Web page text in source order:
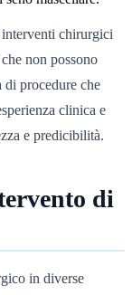
chirurgici
non possono
di procedure che
clinica e
e predicibilità.
di
in diverse